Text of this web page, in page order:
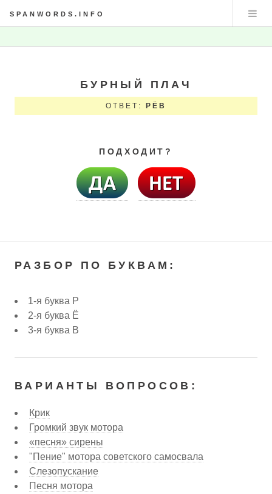
SPANWORDS.INFO
БУРНЫЙ ПЛАЧ
ОТВЕТ: РЁВ
ПОДХОДИТ?
РАЗБОР ПО БУКВАМ:
1-я буква Р
2-я буква Ё
3-я буква В
ВАРИАНТЫ ВОПРОСОВ:
Крик
Громкий звук мотора
«песня» сирены
"Пение" мотора советского самосвала
Слезопускание
Песня мотора